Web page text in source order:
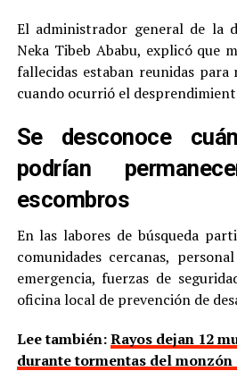
El administrador general de la
Neka Tibeb Ababu, explicó que
fallecidas estaban reunidas
cuando ocurrió el
Se desconoce
podrían
escombros
En las labores de búsqueda
comunidades cercanas,
emergencia, fuerzas de
oficina local de prevención de
Lee también:Rayos dejan 12
durante tormentas del monzón